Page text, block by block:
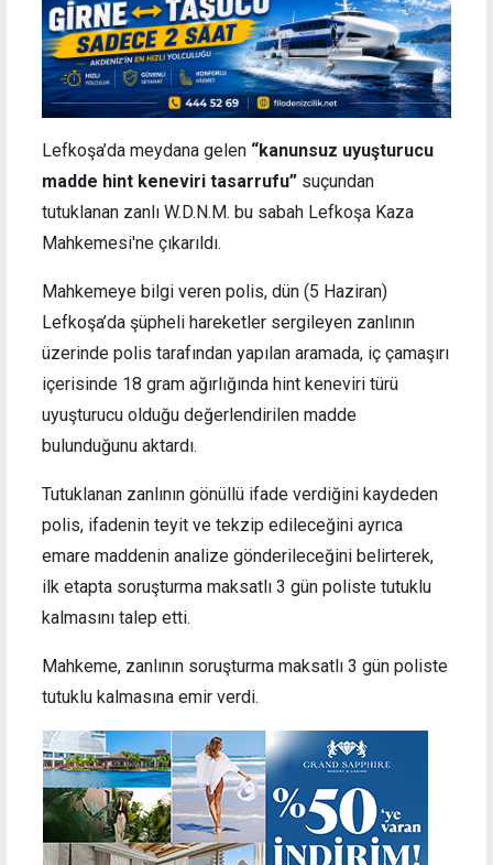
Lefkoşa’da meydana gelen “kanunsuz uyuşturucu
madde hint keneviri tasarrufu” suçundan
tutuklanan zanlı W.D.N.M. bu sabah Lefkoşa Kaza
Mahkemesi'ne çıkarıldı.
Mahkemeye bilgi veren polis, dün (5 Haziran)
Lefkoşa’da şüpheli hareketler sergileyen zanlının
üzerinde polis tarafından yapılan aramada, iç çamaşırı
içerisinde 18 gram ağırlığında hint keneviri türü
uyuşturucu olduğu değerlendirilen madde
bulunduğunu aktardı.
Tutuklanan zanlının gönüllü ifade verdiğini kaydeden
polis, ifadenin teyit ve tekzip edileceğini ayrıca
emare maddenin analize gönderileceğini belirterek,
ilk etapta soruşturma maksatlı 3 gün poliste tutuklu
kalmasını talep etti.
Mahkeme, zanlının soruşturma maksatlı 3 gün poliste
tutuklu kalmasına emir verdi.